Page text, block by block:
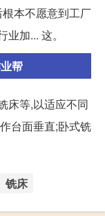
本不愿意到工厂
加... 这。
帮
床等,以适应不同
台面垂直;卧式铣
铣床